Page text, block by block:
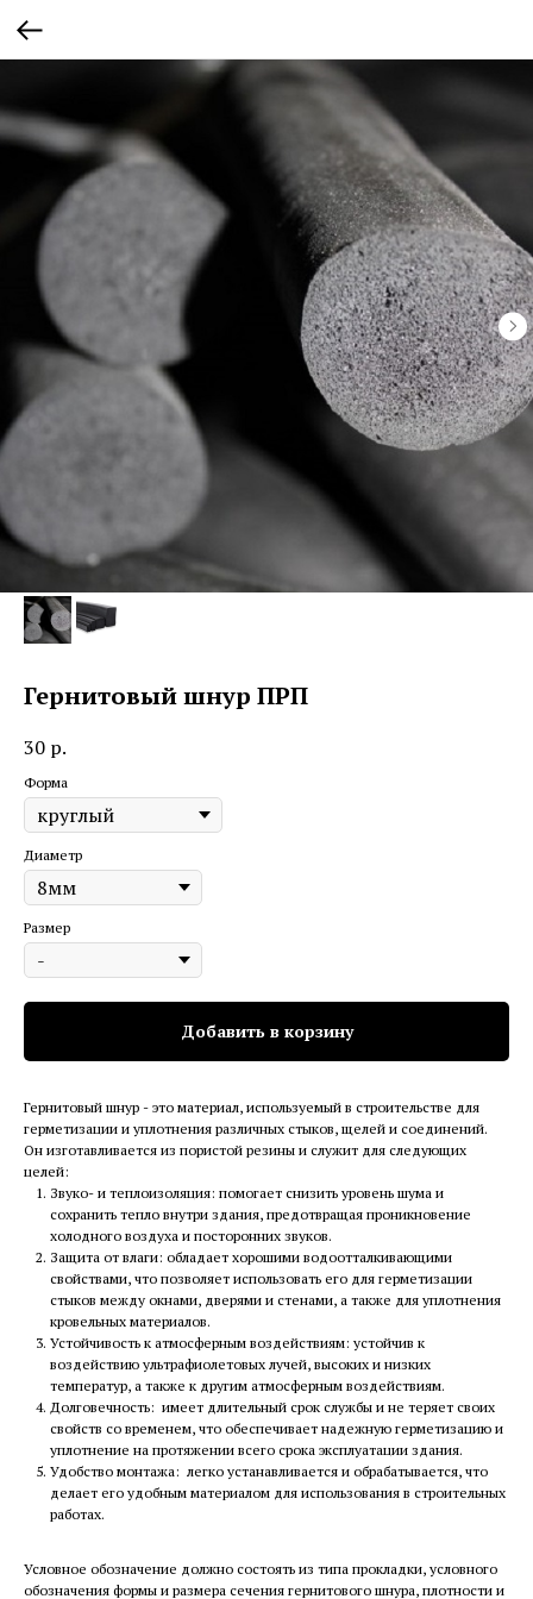
Гернитовый шнур ПРП
30 р.
Форма
Диаметр
Размер
Добавить в корзину
Гернитовый шнур - это материал, используемый в строительстве для
герметизации и уплотнения различных стыков, щелей и соединений.
Он изготавливается из пористой резины и служит для следующих
целей:
Звуко- и теплоизоляция: помогает снизить уровень шума и
сохранить тепло внутри здания, предотвращая проникновение
холодного воздуха и посторонних звуков.
Защита от влаги: обладает хорошими водоотталкивающими
свойствами, что позволяет использовать его для герметизации
стыков между окнами, дверями и стенами, а также для уплотнения
кровельных материалов.
Устойчивость к атмосферным воздействиям: устойчив к
воздействию ультрафиолетовых лучей, высоких и низких
температур, а также к другим атмосферным воздействиям.
Долговечность: имеет длительный срок службы и не теряет своих
свойств со временем, что обеспечивает надежную герметизацию и
уплотнение на протяжении всего срока эксплуатации здания.
Удобство монтажа: легко устанавливается и обрабатывается, что
делает его удобным материалом для использования в строительных
работах.
Условное обозначение должно состоять из типа прокладки, условного
обозначения формы и размера сечения гернитового шнура, плотности и